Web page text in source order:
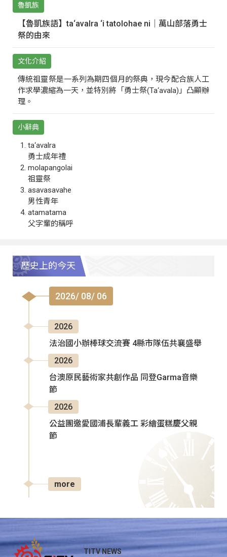
魯凱族
【魯凱族語】ta‘avalra ‘i tatolohae ni｜萬山部落勇士
祭的由來
文化介紹
傳統祖靈祭是一系列為期四個月的祭典，現今配合族人工
作求學濃縮為一天，並特別將「勇士祭(Ta‘avala)」凸顯辦
理。
小辭典
ta‘avalra
勇士成年禮
molapangolai
祖靈祭
asavasavahe
男性青年
atamatama
父字輩的稱呼
歷史上的今天
2026/ 08/ 06
2026
法治國小辦棒球交流賽 4縣市隊伍共襄盛舉
2026
台澳原民藝術家共創作品 同登Garma音樂
節
2026
公益團邀愛國浦長輩義工 彩繪蛋糕慶父親
節
more
TITV NEWS